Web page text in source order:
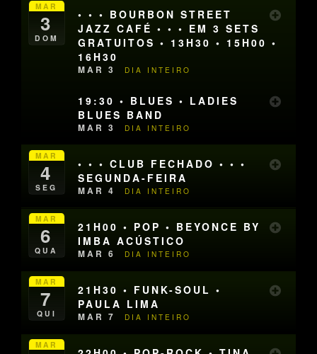
MAR
3
DOM
• • • BOURBON STREET
JAZZ CAFÉ • • • EM 3 SETS
GRATUITOS • 13H30 • 15H00 •
16H30
MAR 3 DIA INTEIRO
19:30 • BLUES • LADIES
BLUES BAND
MAR 3 DIA INTEIRO
MAR
4
SEG
• • • CLUB FECHADO • • •
SEGUNDA-FEIRA
MAR 4 DIA INTEIRO
MAR
6
QUA
21H00 • POP • BEYONCE BY
IMBA ACÚSTICO
MAR 6 DIA INTEIRO
MAR
7
QUI
21H30 • FUNK-SOUL •
PAULA LIMA
MAR 7 DIA INTEIRO
MAR